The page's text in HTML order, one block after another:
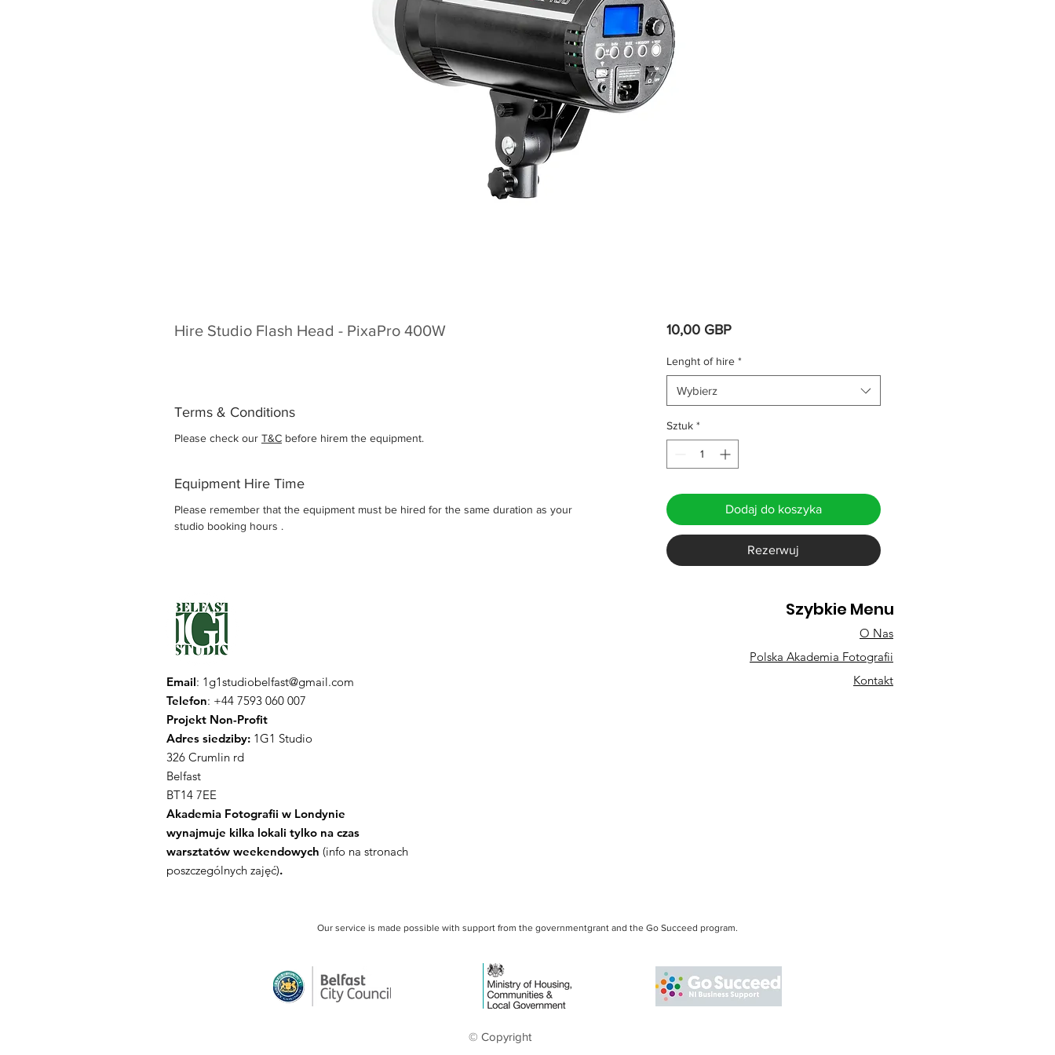
Hire Studio Flash Head - PixaPro 400W
Terms & Conditions
Please check our T&C before hirem the equipment.
Equipment Hire Time
Please remember that the equipment must be hired for the same duration as your
studio booking hours .
10,00 GBPCena
Lenght of hire *
Wybierz
Sztuk *
Dodaj do koszyka
Rezerwuj
Email: 1g1studiobelfast@gmail.com
Telefon: +44 7593 060 007
Projekt Non-Profit
Adres siedziby: 1G1 Studio
326 Crumlin rd
Belfast
BT14 7EE
Akademia Fotografii w Londynie
wynajmuje kilka lokali tylko na czas
warsztatów weekendowych (info na stronach
poszczególnych zajęć).
Szybkie Menu
O Nas
Polska Akademia Fotografii
Kontakt
Our service is made possible with support from the governmentgrant and the Go Succeed program.
© Copyright